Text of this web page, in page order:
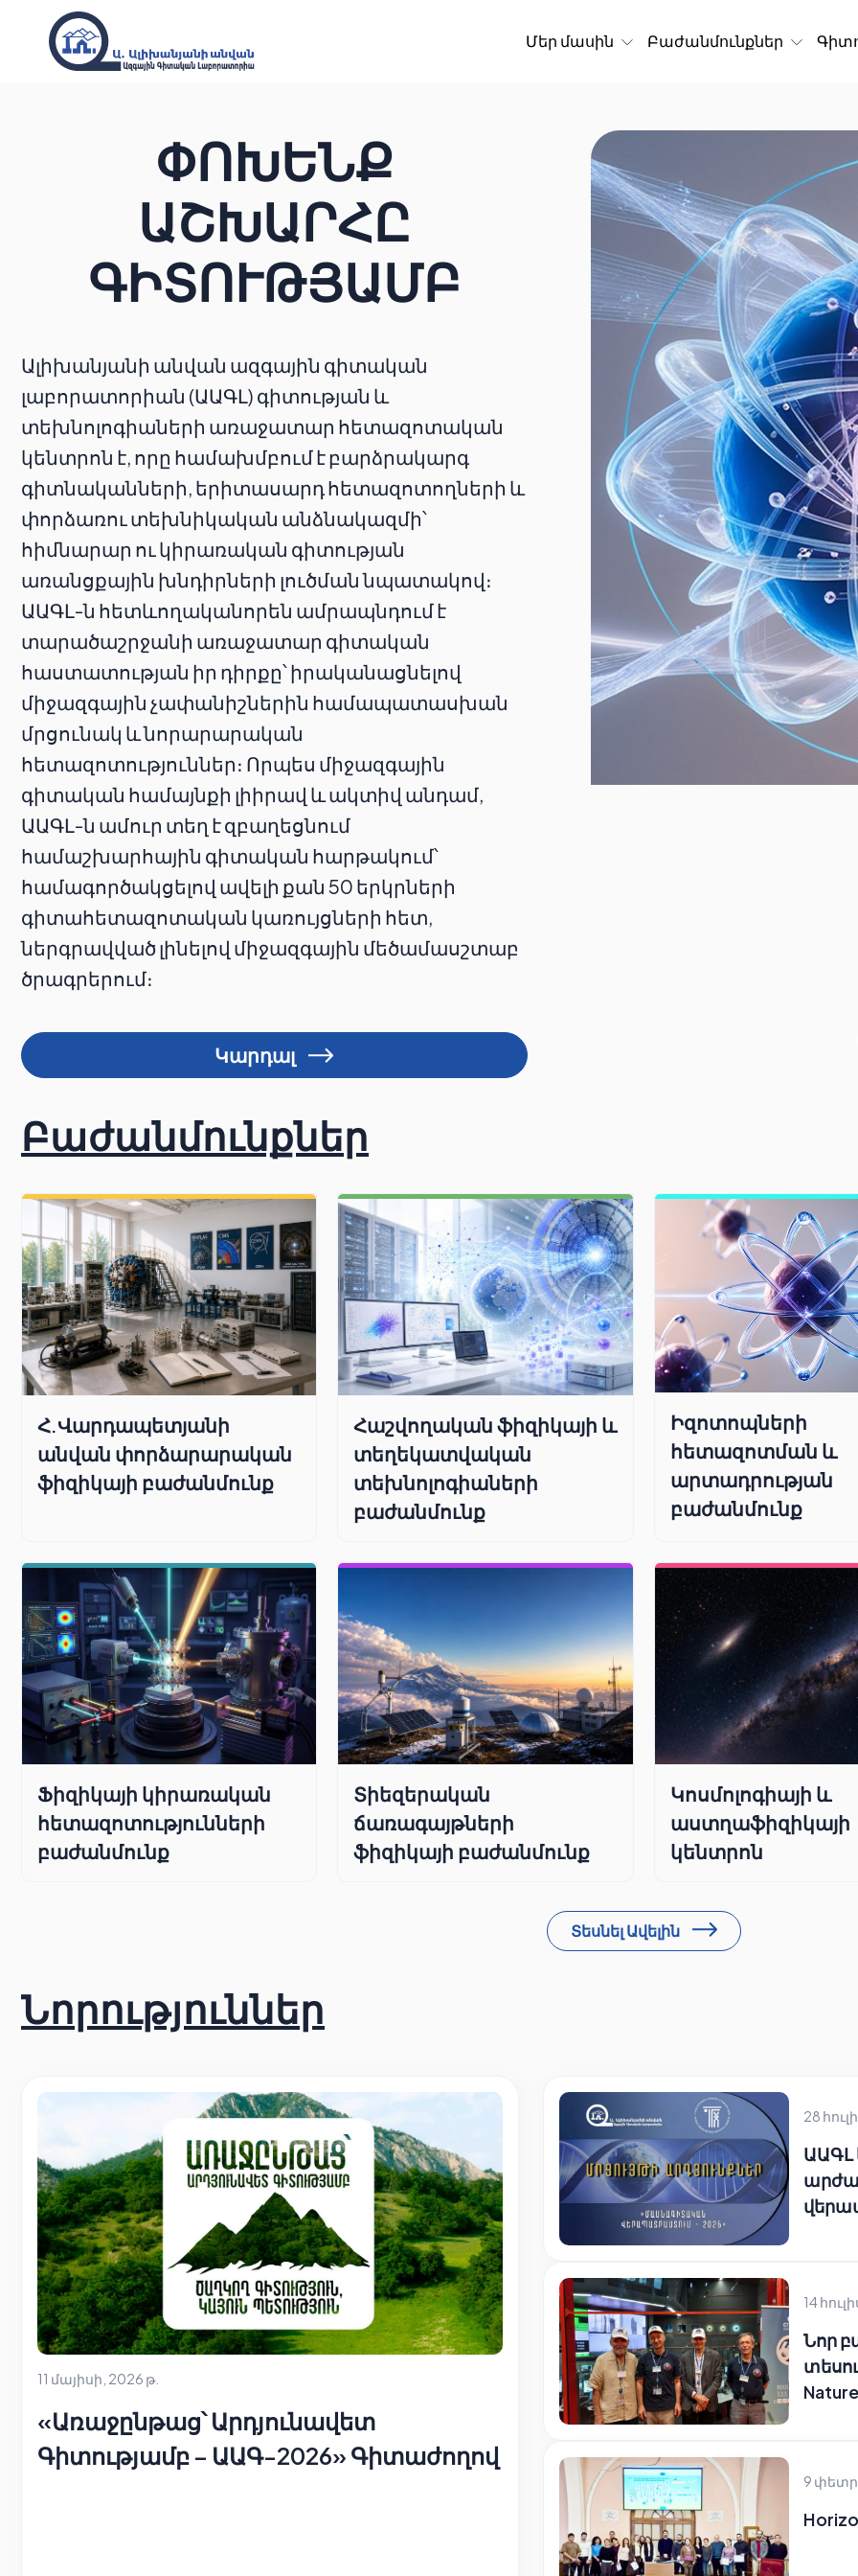
Մեր մասին Բաժանմունքներ
ՓՈԽԵՆՔ
ԱՇԽԱՐՀԸ
ԳԻՏՈՒԹՅԱՄԲ
Ալիխանյանի անվան ազգային գիտական
լաբորատորիան (ԱԱԳԼ) գիտության և
տեխնոլոգիաների առաջատար հետազոտական
կենտրոն է, որը համախմբում է բարձրակարգ
գիտնականների, երիտասարդ հետազոտողների և
փորձառու տեխնիկական անձնակազմի՝
հիմնարար ու կիրառական գիտության
առանցքային խնդիրների լուծման նպատակով։
ԱԱԳԼ-ն հետևողականորեն ամրապնդում է
տարածաշրջանի առաջատար գիտական
հաստատության իր դիրքը՝ իրականացնելով
միջազգային չափանիշներին համապատասխան
մրցունակ և նորարարական
հետազոտություններ։ Որպես միջազգային
գիտական համայնքի լիիրավ և ակտիվ անդամ,
ԱԱԳԼ-ն ամուր տեղ է զբաղեցնում
համաշխարհային գիտական հարթակում՝
համագործակցելով ավելի քան 50 երկրների
գիտահետազոտական կառույցների հետ,
ներգրավված լինելով միջազգային մեծամասշտաբ
ծրագրերում։
Կարդալ
Բաժանմունքներ
Հ.Վարդապետյանի
անվան փորձարարական
ֆիզիկայի բաժանմունք
Հաշվողական ֆիզիկայի և
տեղեկատվական
տեխնոլոգիաների
բաժանմունք
Իզոտոպների
հետազոտման և
արտադրության
բաժանմունք
Ֆիզիկայի կիրառական
հետազոտությունների
բաժանմունք
Տիեզերական
ճառագայթների
ֆիզիկայի բաժանմունք
Կոսմոլոգիայի և
աստղաֆիզիկայի
կենտրոն
Տեսնել Ավելին
Նորություններ
11 մայիսի, 2026 թ.
«Առաջընթաց՝ Արդյունավետ
Գիտությամբ – ԱԱԳ-2026» Գիտաժողով
28
ԱԱԳԼ
14
Նոր
9